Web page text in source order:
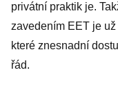
privátní praktik je.
zavedením EET je
které znesnadní
řád.